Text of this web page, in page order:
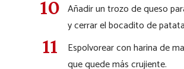
Añadir un trozo de queso
y cerrar el bocadito de
Espolvorear con harina de
que quede más crujiente.